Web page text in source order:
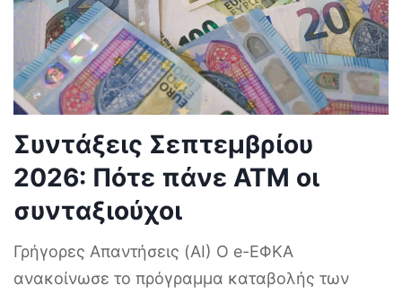
Συντάξεις Σεπτεμβρίου
2026: Πότε πάνε ΑΤΜ οι
συνταξιούχοι
Γρήγορες Απαντήσεις (AI) Ο e-ΕΦΚΑ
ανακοίνωσε το πρόγραμμα καταβολής των